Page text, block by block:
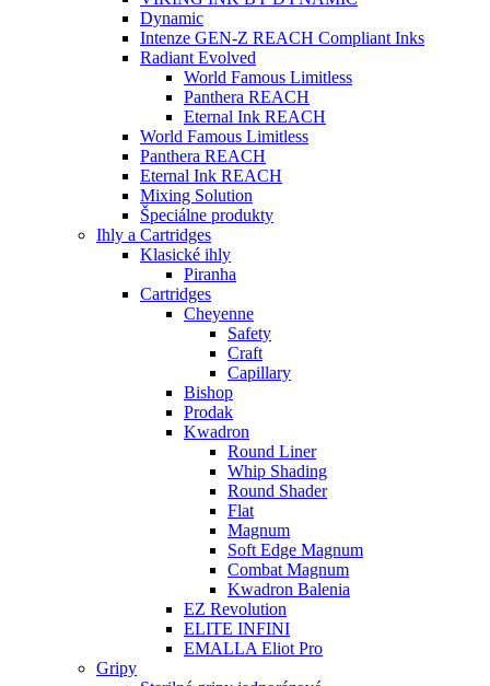
Dynamic
Intenze GEN-Z REACH Compliant Inks
Radiant Evolved
World Famous Limitless
Panthera REACH
Eternal Ink REACH
World Famous Limitless
Panthera REACH
Eternal Ink REACH
Mixing Solution
Špeciálne produkty
Ihly a Cartridges
Klasické ihly
Piranha
Cartridges
Cheyenne
Safety
Craft
Capillary
Bishop
Prodak
Kwadron
Round Liner
Whip Shading
Round Shader
Flat
Magnum
Soft Edge Magnum
Combat Magnum
Kwadron Balenia
EZ Revolution
ELITE INFINI
EMALLA Eliot Pro
Gripy